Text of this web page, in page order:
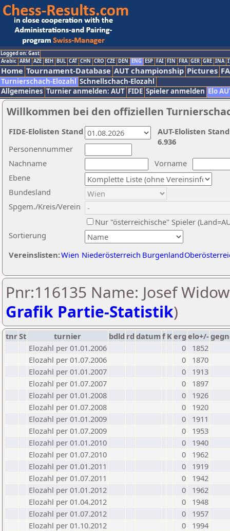
Logged on: Gast
Arabic ARM AZE BIH BUL CAT CHN CRO CZE DEN ENG ESP FAI FIN FRA GER GRE INA
Home Tournament-Database AUT championship Pictures
Turnierschach-Elozahl Schnellschach-Elozahl
Allgemeines Turnier anmelden: AUT FIDE Spieler anmelden Elo
Willkommen bei den offiziellen
Nachname
Vorname
Ebene
Sortierung
Personennummer
Bundesland
Spgem./Kreis/Verein
Nur "österreichische" Spieler
Vereinslisten:Wien Niederösterreich Burgenland
AUT-Elolisten
6.936
FIDE-Elolisten Stand
Pnr:116135 Name: Josef
Grafik Partie-Statistik)
tnrSt turnier bdld rd datumf Kerg elo+/-
Elozahl per 01.01.2006
0
1852
Elozahl per 01.07.2006
0
1870
Elozahl per 01.01.2007
0
1913
Elozahl per 01.07.2007
0
1897
Elozahl per 01.01.2008
0
1926
Elozahl per 01.07.2008
0
1920
Elozahl per 01.01.2009
0
1911
Elozahl per 01.07.2009
0
1953
Elozahl per 01.01.2010
0
1940
Elozahl per 01.07.2010
0
1962
Elozahl per 01.01.2011
0
1919
Elozahl per 01.07.2011
0
1942
Elozahl per 01.01.2012
0
1962
Elozahl per 01.04.2012
0
1948
Elozahl per 01.07.2012
0
1957
Elozahl per 01.10.2012
0
1994